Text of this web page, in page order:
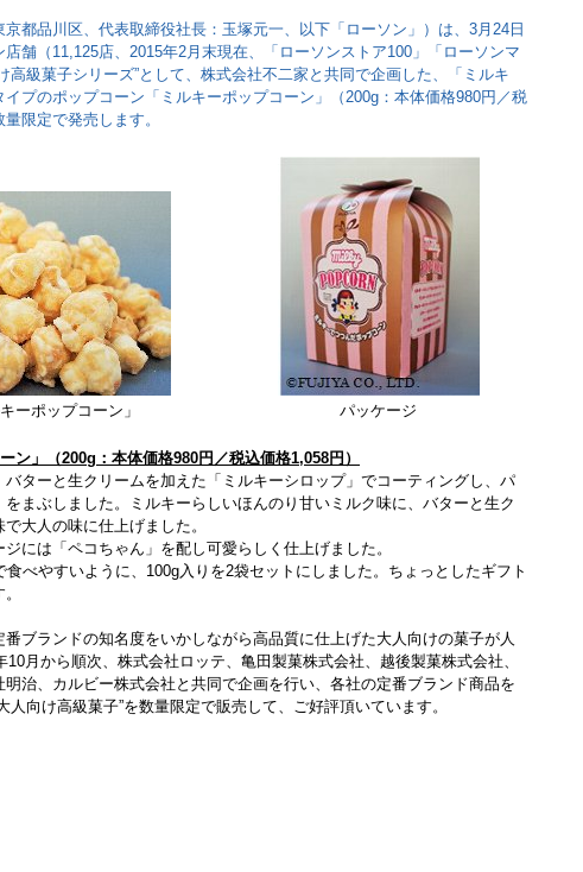
都品川区、代表取締役社長：玉塚元一、以下「ローソン」）は、3月24日
店舗（11,125店、2015年2月末現在、「ローソンストア100」「ローソンマ
高級菓子シリーズ”として、株式会社不二家と共同で企画した、「ミルキ
プのポップコーン「ミルキーポップコーン」（200g：本体価格980円／税
限定で発売します。
ーポップコーン」 パッケージ
ン」（200g：本体価格980円／税込価格1,058円）
ターと生クリームを加えた「ミルキーシロップ」でコーティングし、パ
まぶしました。ミルキーらしいほんのり甘いミルク味に、バターと生ク
大人の味に仕上げました。
には「ペコちゃん」を配し可愛らしく仕上げました。
べやすいように、100g入りを2袋セットにしました。ちょっとしたギフト
ブランドの知名度をいかしながら高品質に仕上げた大人向けの菓子が人
月から順次、株式会社ロッテ、亀田製菓株式会社、越後製菓株式会社、
治、カルビー株式会社と共同で企画を行い、各社の定番ブランド商品を
人向け高級菓子”を数量限定で販売して、ご好評頂いています。